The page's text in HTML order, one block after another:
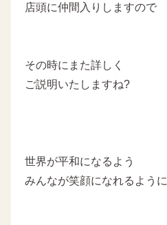
店頭に仲間入りしますので
その時にまた詳しく
ご説明いたしますね?
世界が平和になるよう
みんなが笑顔になれるように